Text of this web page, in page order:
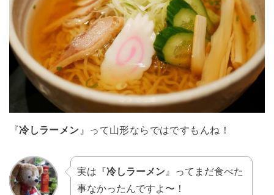
『冷しラーメン 』って山形ならではですもんね！
実は『冷しラーメン』ってまだ食べた
事なかったんですよ〜！